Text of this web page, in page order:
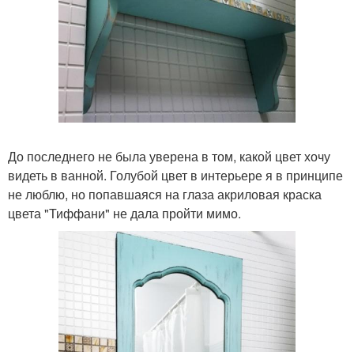
До последнего не была уверена в том, какой цвет хочу
видеть в ванной. Голубой цвет в интерьере я в принципе
не люблю, но попавшаяся на глаза акриловая краска
цвета "Тиффани" не дала пройти мимо.